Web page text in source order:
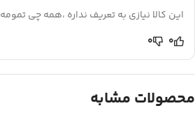
این کالا نیازی به تعریف نداره ،همه چی تمومه
0
0
محصولات مشابه